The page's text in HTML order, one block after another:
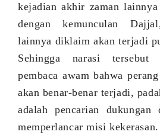
kejadian akhir zaman lainnya
dengan kemunculan
lainnya diklaim akan terjadi
Sehingga narasi tersebut
pembaca awam bahwa
akan benar-benar terjadi,
adalah pencarian dukungan
memperlancar misi kekerasan.